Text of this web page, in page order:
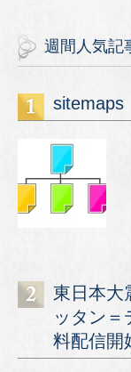
週間人気記
sitemaps
東日本大
ッタン＝
料配信開